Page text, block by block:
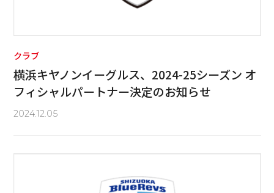
クラブ
横浜キヤノンイーグルス、2024-25シーズン オ
フィシャルパートナー決定のお知らせ
2024.12.05